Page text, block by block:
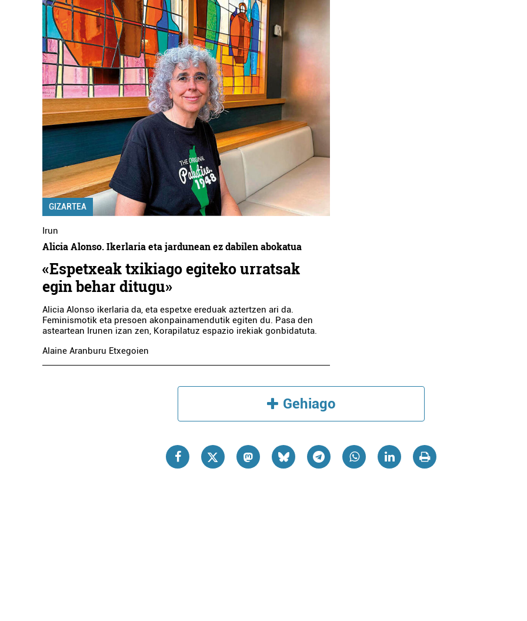
GIZARTEA
Irun
Alicia Alonso. Ikerlaria eta jardunean ez dabilen abokatua
«Espetxeak txikiago egiteko urratsak
egin behar ditugu»
Alicia Alonso ikerlaria da, eta espetxe ereduak aztertzen ari da.
Feminismotik eta presoen akonpainamendutik egiten du. Pasa den
asteartean Irunen izan zen, Korapilatuz espazio irekiak gonbidatuta.
Alaine Aranburu Etxegoien
Gehiago